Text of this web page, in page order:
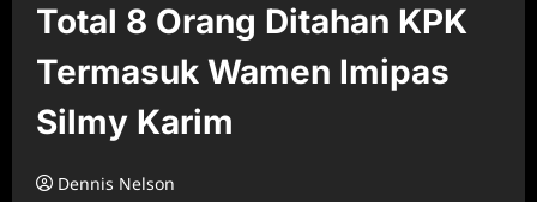
Total 8 Orang Ditahan KPK
Termasuk Wamen Imipas
Silmy Karim
Dennis Nelson